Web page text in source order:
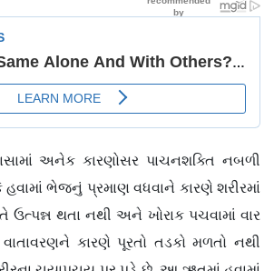
અનેક કારણોસર પાચનશક્તિ નબળી
ભેજનું પ્રમાણ વધવાને કારણે શરીરમાં
ઉત્પન્ન થતા નથી અને ખોરાક પચવામાં વાર
કારણે પૂરતો તડકો મળતો નથી